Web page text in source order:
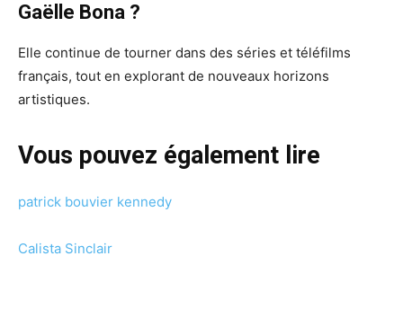
Gaëlle Bona ?
Elle continue de tourner dans des séries et téléfilms
français, tout en explorant de nouveaux horizons
artistiques.
Vous pouvez également lire
patrick bouvier kennedy
Calista Sinclair